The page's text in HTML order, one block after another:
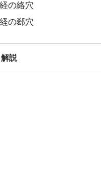
の絡穴
の郄穴
説